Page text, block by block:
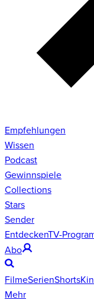
Empfehlungen
Wissen
Podcast
Gewinnspiele
Collections
Stars
Sender
EntdeckenTV-
Abo
FilmeSerienShorts
Mehr